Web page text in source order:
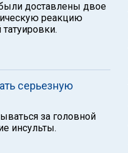
доставлены двое
реакцию
серьезную
за головной
инсульты.